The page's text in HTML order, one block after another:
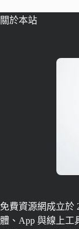
關於本站
免費資源網成立於
體、App 與線上工